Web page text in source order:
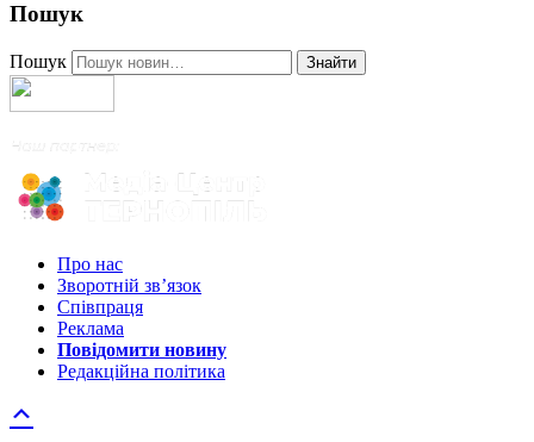
Пошук
Пошук Знайти
Про нас
Зворотній зв’язок
Співпраця
Реклама
Повідомити новину
Редакційна політика